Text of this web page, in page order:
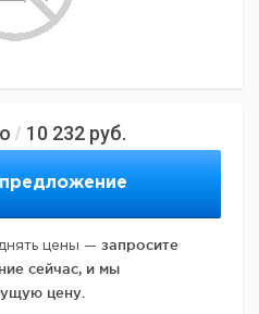
/ 10 232 руб.
цены — запросите
сейчас, и мы
цену.